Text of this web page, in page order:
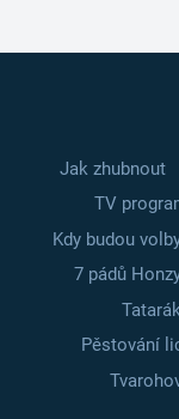
Jak zhubnout
TV
Kdy budou
7 pádů
Pěstování